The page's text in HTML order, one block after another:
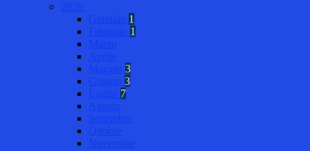
2026
Gennaio 1
Febbraio 1
Marzo
Aprile
Maggio 3
Giugno 3
Luglio 7
Agosto
Settembre
Ottobre
Novembre